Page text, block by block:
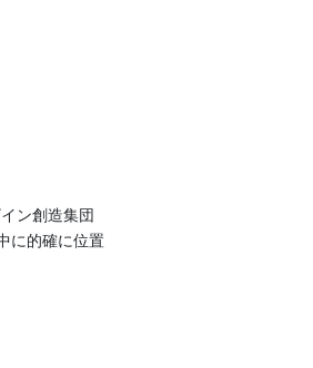
ン創造集団
に的確に位置